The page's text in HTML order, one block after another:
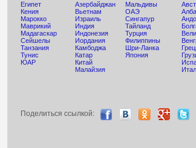
Египет
Кения
Мaрокко
Маврикий
Мадагаскар
Сейшелы
Танзания
Тунис
ЮАР
Азербайджан
Вьетнам
Израиль
Индия
Индонезия
Иордания
Камбоджа
Катар
Китай
Малайзия
Мальдивы
ОАЭ
Сингапур
Тайланд
Турция
Филиппины
Шри-Ланка
Япония
Поделиться ccылкой: